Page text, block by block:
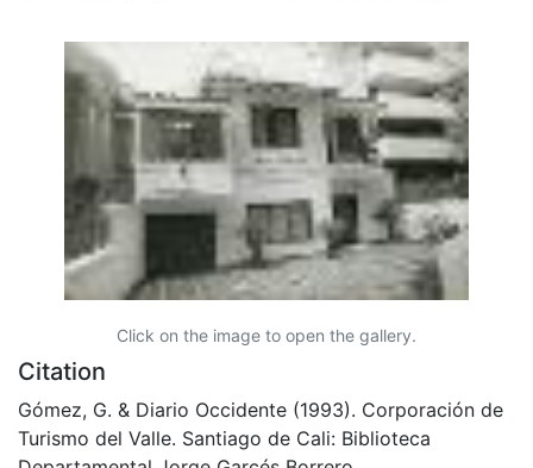
Click on the image to open the gallery.
Citation
Gómez, G. & Diario Occidente (1993). Corporación de
Turismo del Valle. Santiago de Cali: Biblioteca